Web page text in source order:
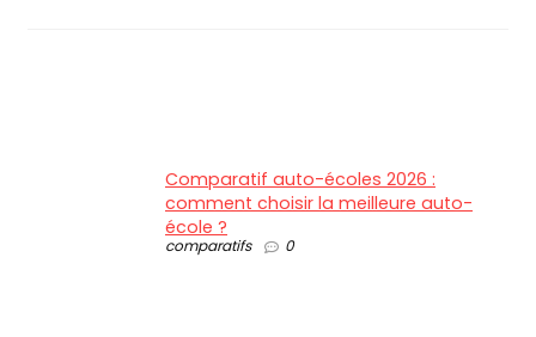
Comparatif auto-écoles 2026 :
comment choisir la meilleure auto-
école ?
comparatifs 0